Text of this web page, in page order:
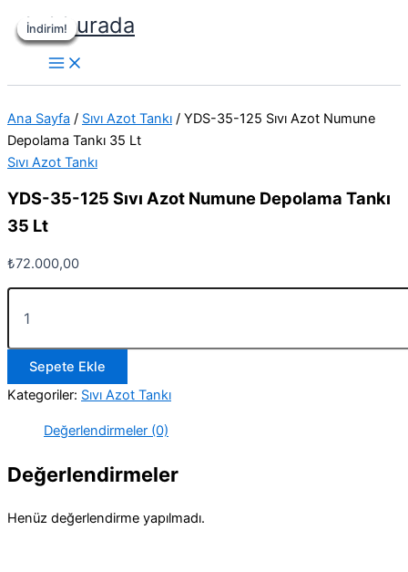
İçeriğe
atla
Labburada
Ana Sayfa / Sıvı Azot Tankı / YDS-35-125 Sıvı Azot Numune
Depolama Tankı 35 Lt
Sıvı Azot Tankı
YDS-35-125 Sıvı Azot Numune Depolama Tankı
35 Lt
₺72.000,00
YDS-
35-
Sıvı
Azot
Numune
Depolama
adet
Sepete Ekle
Kategoriler: Sıvı Azot Tankı
Değerlendirmeler (0)
Değerlendirmeler
Henüz değerlendirme yapılmadı.
İndirim!
İndirim!
İndirim!
İndirim!
İndirim!
İndirim!